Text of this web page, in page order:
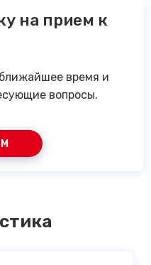
на прием к
время и
вопросы.